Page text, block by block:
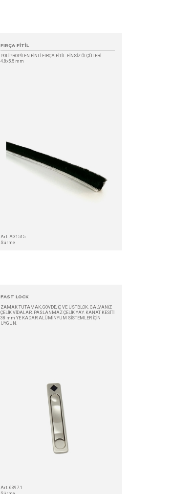
FIRÇA FİTİL
POLİPROPİLEN FİNLİ FIRÇA FİTİL. FİNSİZ ÖLÇÜLERİ
4.8x5.5 mm
Art. AG1515
Sürme
FAST LOCK
ZAMAK TUTAMAK, GÖVDE, İÇ VE ÜSTBLOK. GALVANİZ
ÇELİK VİDALAR. PASLANMAZ ÇELİK YAY. KANAT KESİTİ
38 mm YE KADAR ALÜMİNYUM SİSTEMLER İÇİN
UYGUN.
Art. 6397.1